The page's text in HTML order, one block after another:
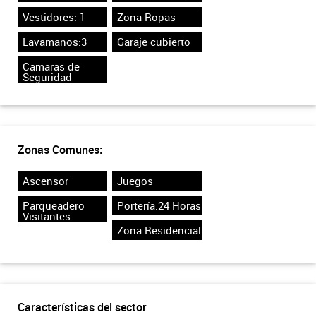
Vestidores: 1
Zona Ropas
Lavamanos:3
Garaje cubierto
Camaras de
Seguridad
Zonas Comunes:
Ascensor
Juegos
Parqueadero
Visitantes
Portería:24 Horas
Zona Residencial
Características del sector